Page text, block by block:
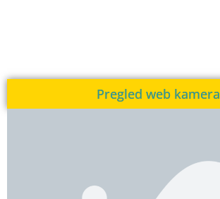
Pregled web kamera